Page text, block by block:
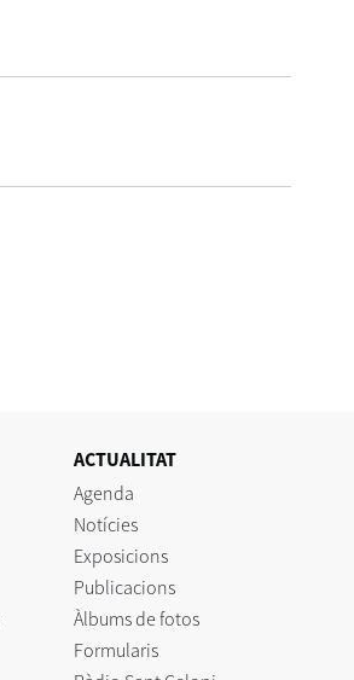
ACTUALITAT
Agenda
Notícies
Exposicions
Publicacions
Àlbums de fotos
Formularis